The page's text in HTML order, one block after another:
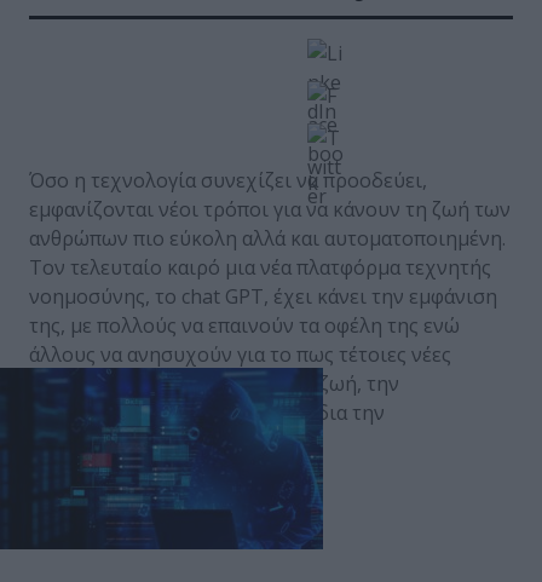
Όσο η τεχνολογία συνεχίζει να προοδεύει,
εμφανίζονται νέοι τρόποι για να κάνουν τη ζωή των
ανθρώπων πιο εύκολη αλλά και αυτοματοποιημένη.
Τον τελευταίο καιρό μια νέα πλατφόρμα τεχνητής
νοημοσύνης, το chat GPT, έχει κάνει την εμφάνιση
της, με πολλούς να επαινούν τα οφέλη της ενώ
άλλους να ανησυχούν για το πως τέτοιες νέες
τεχνολογίες θα επηρεάσουν τη ζωή, την
καθημερινότητα, αλλά και την ίδια την
ανθρωπότητα.